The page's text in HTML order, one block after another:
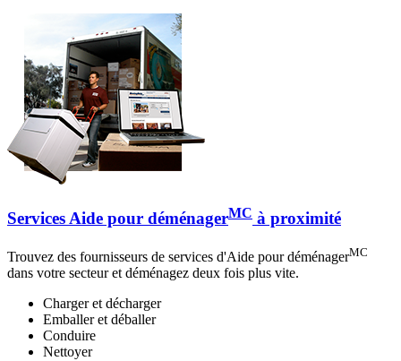
Services Aide pour déménagerMC à proximité
Trouvez des fournisseurs de services d'Aide pour déménagerMC
dans votre secteur et déménagez deux fois plus vite.
Charger et décharger
Emballer et déballer
Conduire
Nettoyer